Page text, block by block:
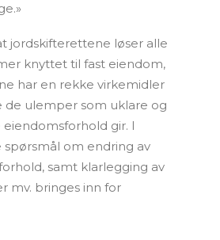
jordskifterettene løser alle
knyttet til fast eiendom,
har en rekke virkemidler
de ulemper som uklare og
eiendomsforhold gir. I
spørsmål om endring av
samt klarlegging av
mv. bringes inn for